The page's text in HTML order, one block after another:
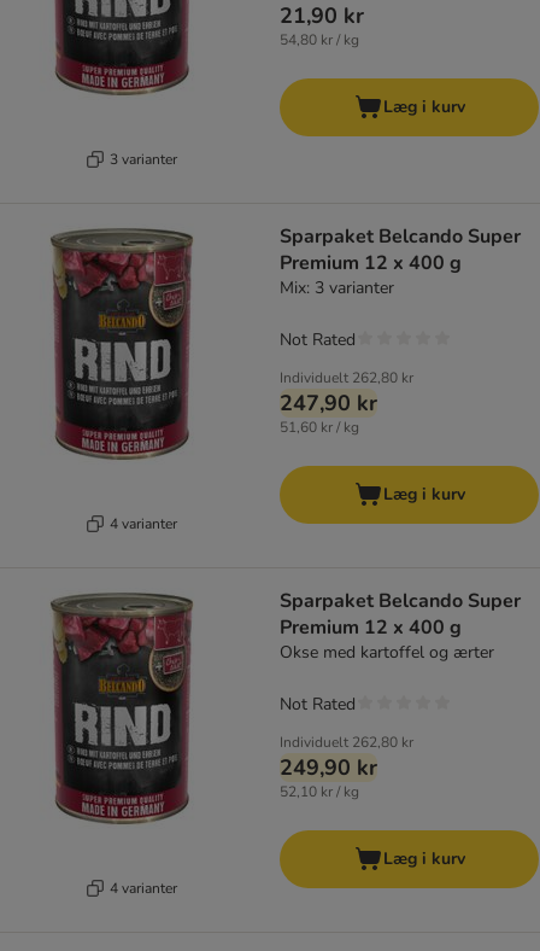
3 varianter
21,90 kr
54,80 kr / kg
Læg i kurv
4 varianter
Sparpaket Belcando Super
Premium 12 x 400 g
Mix: 3 varianter
Individuelt 262,80 kr
247,90 kr
51,60 kr / kg
Not Rated
Læg i kurv
4 varianter
Sparpaket Belcando Super
Premium 12 x 400 g
Okse med kartoffel og ærter
Individuelt 262,80 kr
249,90 kr
52,10 kr / kg
Not Rated
Læg i kurv